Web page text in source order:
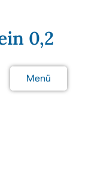
Menü
0,2
Ludwig